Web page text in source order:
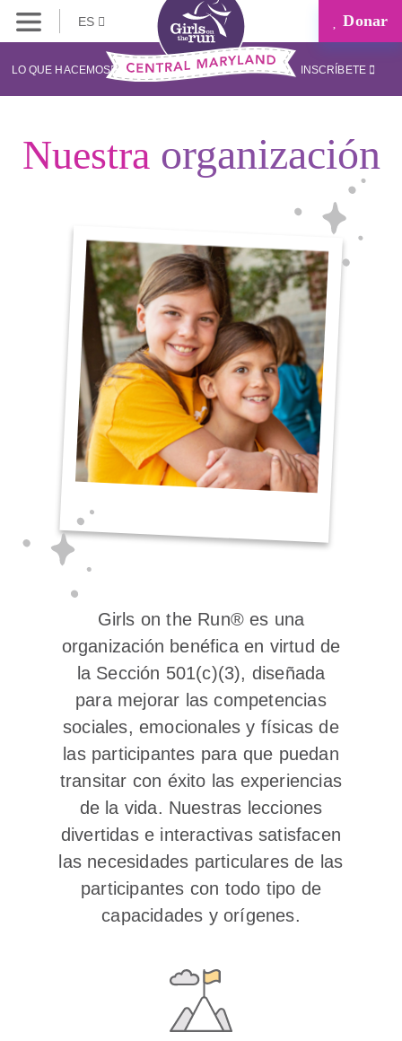
ES Donar
LO QUE HACEMOS INSCRÍBETE
Girls on the Run® es una
organización benéfica en virtud de
la Sección 501(c)(3), diseñada
para mejorar las competencias
sociales, emocionales y físicas de
las participantes para que puedan
transitar con éxito las experiencias
de la vida. Nuestras lecciones
divertidas e interactivas satisfacen
las necesidades particulares de las
participantes con todo tipo de
capacidades y orígenes.
Nuestra organización